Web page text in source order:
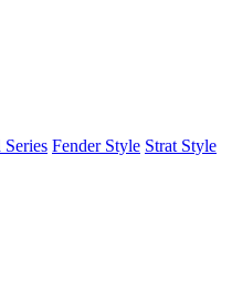
Fender Style Strat Style